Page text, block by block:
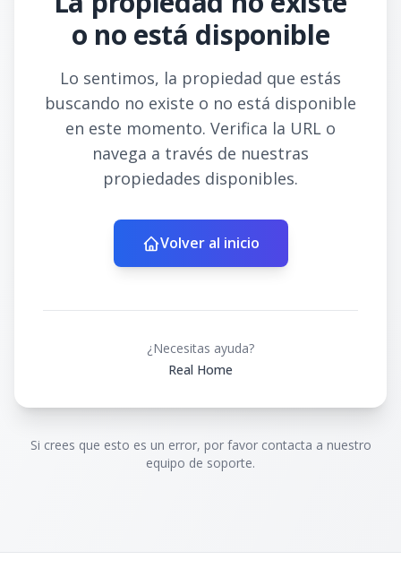
o no está disponible
Lo sentimos, la propiedad que estás
buscando no existe o no está disponible
en este momento. Verifica la URL o
navega a través de nuestras
propiedades disponibles.
Volver al inicio
¿Necesitas ayuda?
Real Home
Si crees que esto es un error, por favor contacta a nuestro
equipo de soporte.